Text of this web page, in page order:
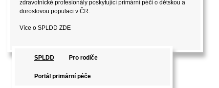
zdravotnické profesionály poskytující primární péči o dětskou a
dorostovou populaci v ČR.
Více o SPLDD ZDE
SPLDD Pro rodiče
Portál primární péče